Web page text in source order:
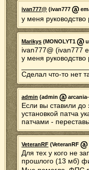
ivan777@ (ivan777
у меня руководство
Marikys (MONOLYT1
ivan777@ (ivan777
у меня руководство
Сделал что-то нет
admin (admin
Если вы ставили до
установкой патча
патчами -
VeteranRF (VeteranRF
Для тех у кого не
прошлого (13 мб)